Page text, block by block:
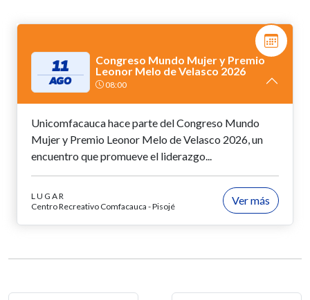
11
AGO
Congreso Mundo Mujer y Premio
Leonor Melo de Velasco 2026
08:00
Unicomfacauca hace parte del Congreso Mundo
Mujer y Premio Leonor Melo de Velasco 2026, un
encuentro que promueve el liderazgo...
LUGAR
Centro Recreativo Comfacauca - Pisojé
Ver más